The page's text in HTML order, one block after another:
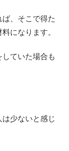
、そこで得た
になります。
ていた場合も
少ないと感じ